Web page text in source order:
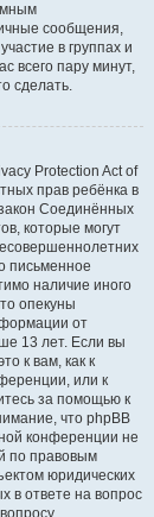
сообщения,
в группах и
всего пару минут,
сделать.
Protection Act of
прав ребёнка в
Соединённых
которые могут
письменное
наличие иного
опекуны
от
13 лет. Если вы
к вам, как к
или к
за помощью к
что phpBB
конференции не
по правовым
юридических
в ответе на вопрос